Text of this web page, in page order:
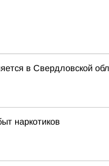
в Свердловской
наркотиков